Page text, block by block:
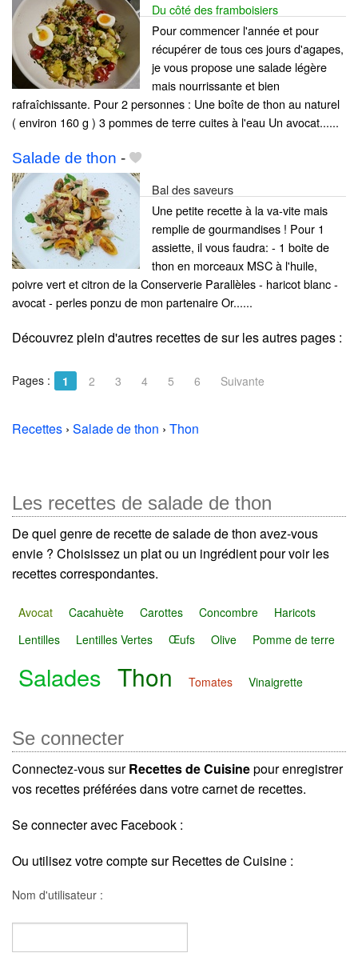
Du côté des framboisiers
Pour commencer l'année et pour
récupérer de tous ces jours d'agapes,
je vous propose une salade légère
mais nourrissante et bien
rafraîchissante. Pour 2 personnes : Une boîte de thon au naturel
( environ 160 g ) 3 pommes de terre cuites à l'eau Un avocat......
Salade de thon -
Bal des saveurs
Une petite recette à la va-vite mais
remplie de gourmandises ! Pour 1
assiette, il vous faudra: - 1 boite de
thon en morceaux MSC à l'huile,
poivre vert et citron de la Conserverie Parallèles - haricot blanc -
avocat - perles ponzu de mon partenaire Or......
Découvrez plein d'autres recettes desur les autres pages :
Pages : 1 2 3 4 5 6 Suivante
Recettes › Salade de thon › Thon
Les recettes de salade de thon
De quel genre de recette de salade de thon avez-vous
envie ? Choisissez un plat ou un ingrédient pour voir les
recettes correspondantes.
Avocat Cacahuète Carottes Concombre
Haricots
Lentilles
Lentilles Vertes Œufs Olive Pomme de terre
Salades Thon Tomates Vinaigrette
Se connecter
Connectez-vous surRecettes de Cuisinepour enregistrer
vos recettes préférées dans votre carnet de recettes.
Se connecter avec Facebook :
Ou utilisez votre compte sur Recettes de Cuisine :
Nom d'utilisateur :